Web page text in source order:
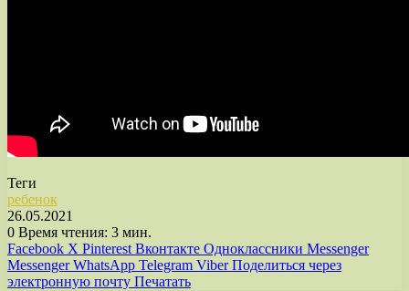
Теги
ребенок
26.05.2021
0 Время чтения: 3 мин.
Facebook X Pinterest Вконтакте Одноклассники Messenger
Messenger WhatsApp Telegram Viber Поделиться через
электронную почту Печатать